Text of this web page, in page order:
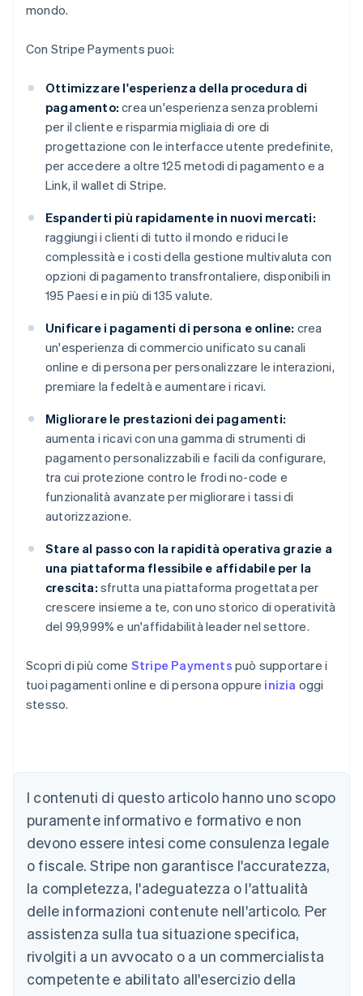
mondo.
Con Stripe Payments puoi:
Ottimizzare l'esperienza della procedura di
pagamento: crea un'esperienza senza problemi
per il cliente e risparmia migliaia di ore di
progettazione con le interfacce utente predefinite,
per accedere a oltre 125 metodi di pagamento e a
Link, il wallet di Stripe.
Espanderti più rapidamente in nuovi mercati:
raggiungi i clienti di tutto il mondo e riduci le
complessità e i costi della gestione multivaluta con
opzioni di pagamento transfrontaliere, disponibili in
195 Paesi e in più di 135 valute.
Unificare i pagamenti di persona e online: crea
un'esperienza di commercio unificato su canali
online e di persona per personalizzare le interazioni,
premiare la fedeltà e aumentare i ricavi.
Migliorare le prestazioni dei pagamenti:
aumenta i ricavi con una gamma di strumenti di
pagamento personalizzabili e facili da configurare,
tra cui protezione contro le frodi no-code e
funzionalità avanzate per migliorare i tassi di
autorizzazione.
Stare al passo con la rapidità operativa grazie a
una piattaforma flessibile e affidabile per la
crescita: sfrutta una piattaforma progettata per
crescere insieme a te, con uno storico di operatività
del 99,999% e un'affidabilità leader nel settore.
Scopri di più come Stripe Payments può supportare i
tuoi pagamenti online e di persona oppure inizia oggi
stesso.
I contenuti di questo articolo hanno uno scopo
puramente informativo e formativo e non
devono essere intesi come consulenza legale
o fiscale. Stripe non garantisce l'accuratezza,
la completezza, l'adeguatezza o l'attualità
delle informazioni contenute nell'articolo. Per
assistenza sulla tua situazione specifica,
rivolgiti a un avvocato o a un commercialista
competente e abilitato all'esercizio della
Australia
Austria
DeutschEnglish
Belgio
Brasile
PortuguêsEnglish
Bulgaria
English
Canada
EnglishFrançais
Cina continentale